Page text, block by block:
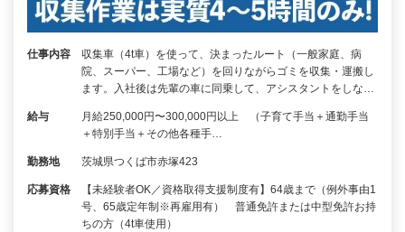
仕事内容
収集車（4t車）を使って、決まったルート（一般家庭、病
院、スーパー、工場など）を回りながらゴミを収集・運搬し
ます。入社後は先輩の車に同乗して、アシスタントをしな…
給与
月給250,000円〜300,000円以上 （子育て手当＋通勤手当
＋特別手当＋その他各種手…
勤務地 茨城県つくば市赤塚423
応募資格
【未経験者OK／資格取得支援制度有】64歳まで（例外事由1
号、65歳定年制※再雇用有） 普通免許または中型免許お持
ちの方（4t車使用）